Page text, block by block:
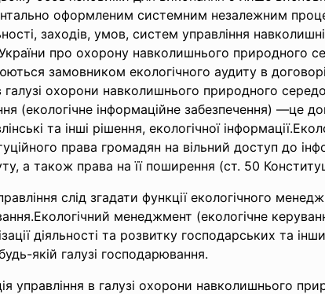
оформленим системним незалежним
заходів, умов, систем управління
про охорону навколишнього природного
замовником екологічного аудиту в
галузі охорони навколишнього природного
(екологічне інформаційне забезпечення) —це
та інші рішення, екологічної
права громадян на вільний доступ до
а також права на її поширення (ст. 50
слід згадати функції екологічного
менеджмент (екологічне
діяльності та розвитку господарських та
якій галузі господарювання.
управління в галузі охорони навколишнього